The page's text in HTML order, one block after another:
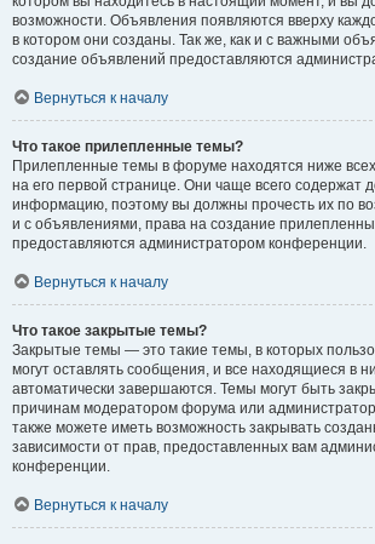
возможности. Объявления появляются вверху
в котором они созданы. Так же, как и с важными
создание объявлений предоставляются
Вернуться к началу
Что такое прилепленные темы?
Прилепленные темы в форуме находятся ниже
на его первой странице. Они чаще всего содержат
информацию, поэтому вы должны прочесть их по
и с объявлениями, права на создание
предоставляются администратором конференции.
Вернуться к началу
Что такое закрытые темы?
Закрытые темы — это такие темы, в которых
могут оставлять сообщения, и все находящиеся в
автоматически завершаются. Темы могут быть
причинам модератором форума или
также можете иметь возможность закрывать
зависимости от прав, предоставленных вам
конференции.
Вернуться к началу